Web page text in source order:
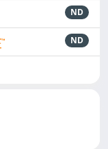
ND
ND